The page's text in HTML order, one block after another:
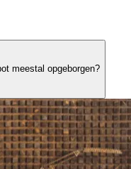
meestal opgeborgen?